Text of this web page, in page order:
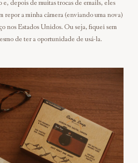
e, depois de muitas trocas de emails, eles
repor a minha câmera (enviando uma nova)
nos Estados Unidos. Ou seja, fiquei sem
de ter a oportunidade de usá-la.